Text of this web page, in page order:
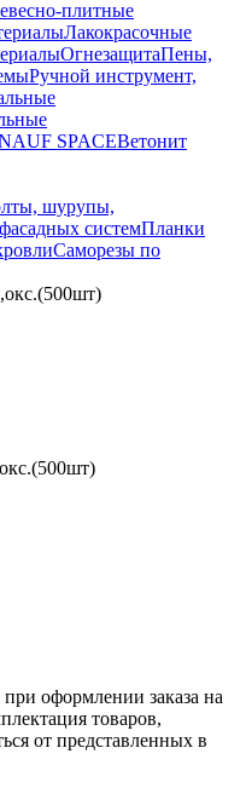
плитные
Лакокрасочные
ОгнезащитаПены,
Ручной инструмент,
SPACEВетонит
шурупы,
системПланки
Саморезы по
оформлении заказа на
товаров,
от представленных в